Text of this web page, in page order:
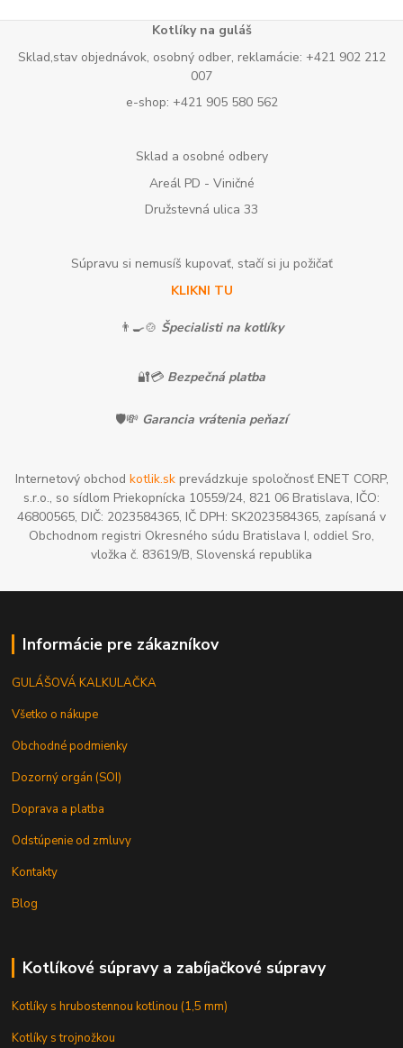
Kotlíky na guláš
Sklad,stav objednávok, osobný odber, reklamácie: +421 902 212
007
e-shop: +421 905 580 562
Sklad a osobné odbery
Areál PD - Viničné
Družstevná ulica 33
Súpravu si nemusíš kupovať, stačí si ju požičať
KLIKNI TU
👨‍🍳🍲 Špecialisti na kotlíky
🔐💳 Bezpečná platba
🛡️💸 Garancia vrátenia peňazí
Internetový obchod kotlik.skprevádzkuje spoločnosť ENET CORP,
s.r.o., so sídlom Priekopnícka 10559/24, 821 06 Bratislava, IČO:
46800565, DIČ: 2023584365, IČ DPH: SK2023584365, zapísaná v
Obchodnom registri Okresného súdu Bratislava I, oddiel Sro,
vložka č. 83619/B, Slovenská republika
Informácie pre zákazníkov
GULÁŠOVÁ KALKULAČKA
Všetko o nákupe
Obchodné podmienky
Dozorný orgán (SOI)
Doprava a platba
Odstúpenie od zmluvy
Kontakty
Blog
Kotlíkové súpravy a zabíjačkové súpravy
Kotlíky s hrubostennou kotlinou (1,5 mm)
Kotlíky s trojnožkou